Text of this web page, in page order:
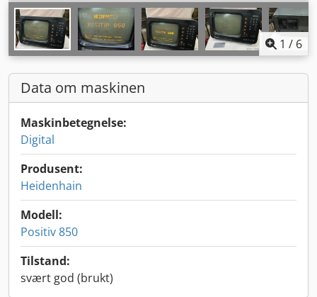
1 / 6
Data om maskinen
Maskinbetegnelse:
Digital
Produsent:
Heidenhain
Modell:
Positiv 850
Tilstand:
svært god (brukt)